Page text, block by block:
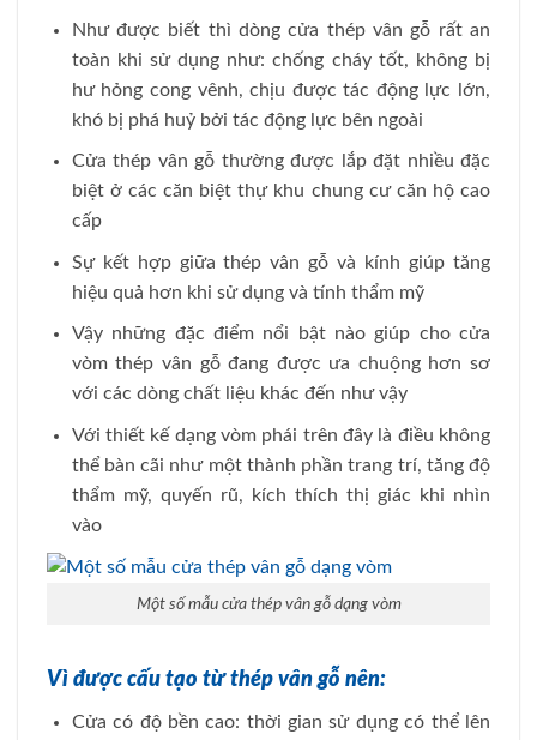
Như được biết thì dòng cửa thép vân gỗ rất an
toàn khi sử dụng như: chống cháy tốt, không bị
hư hỏng cong vênh, chịu được tác động lực lớn,
khó bị phá huỷ bởi tác động lực bên ngoài
Cửa thép vân gỗ thường được lắp đặt nhiều đặc
biệt ở các căn biệt thự khu chung cư căn hộ cao
cấp
Sự kết hợp giữa thép vân gỗ và kính giúp tăng
hiệu quả hơn khi sử dụng và tính thẩm mỹ
Vậy những đặc điểm nổi bật nào giúp cho cửa
vòm thép vân gỗ đang được ưa chuộng hơn sơ
với các dòng chất liệu khác đến như vậy
Với thiết kế dạng vòm phái trên đây là điều không
thể bàn cãi như một thành phần trang trí, tăng độ
thẩm mỹ, quyến rũ, kích thích thị giác khi nhìn
vào
Một số mẫu cửa thép vân gỗ dạng vòm
Vì được cấu tạo từ thép vân gỗ nên:
Cửa có độ bền cao: thời gian sử dụng có thể lên